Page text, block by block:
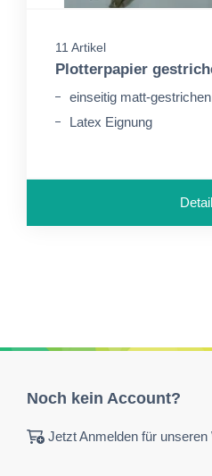
11 Artikel
Plotterpapier
einseitig matt-
Latex Eignung
Noch kein Account?
Jetzt Anmelden für unseren